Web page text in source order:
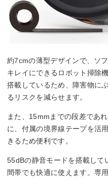
約7cmの薄型デザインで、ソ
キレイにできるロボット掃除
搭載しているため、障害物に
るリスクを減らせます。
また、15mmまでの段差であ
に、付属の境界線テープを活
きるため便利です。
55dBの静音モードを搭載して
間帯でも快適に使えます。専